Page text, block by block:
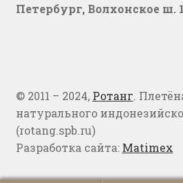
Петербург, Волхонское ш.
© 2011 – 2024, Ротанг.
натурального
(rotang.spb.ru)
Разработка сайта: Matimex